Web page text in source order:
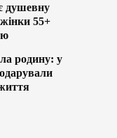
душевну
55+
родину: у